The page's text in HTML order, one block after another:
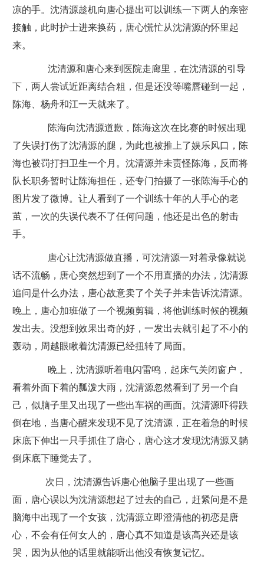
凉的手。沈清源趁机向唐心提出可以训练一下两人的亲密
接触，此时护士进来换药，唐心慌忙从沈清源的怀里起
来。
沈清源和唐心来到医院走廊里，在沈清源的引导
下，两人尝试近距离结合粗，但是还没等嘴唇碰到一起，
陈海、杨舟和江一天就来了。
陈海向沈清源道歉，陈海这次在比赛的时候出现
了失误打伤了沈清源的腿，为此也被推上了娱乐风口，陈
海也被罚打扫卫生一个月。沈清源并未责怪陈海，反而将
队长职务暂时让陈海担任，还专门拍摄了一张陈海手心的
图片发了微博。让人看到了一个训练十年的人手心的老
茧，一次的失误代表不了任何问题，他还是出色的射击
手。
唐心让沈清源做直播，可沈清源一对着录像就说
话不流畅，唐心突然想到了一个不用直播的办法，沈清源
追问是什么办法，唐心故意卖了个关子并未告诉沈清源。
晚上，唐心加班做了一个视频剪辑，将他训练时候的视频
发出去。没想到效果出奇的好，一发出去就引起了不小的
轰动，周越眼瞅着沈清源已经扭转了局面。
晚上，沈清源听着电闪雷鸣，起床气关闭窗户，
看着外面下着的瓢泼大雨，沈清源忽然看到了另一个自
己，似脑子里又出现了一些出车祸的画面。沈清源吓得跌
倒在地，当唐心醒来发现不见了沈清源，正在着急的时候
床底下伸出一只手抓住了唐心，唐心这才发现沈清源又躺
倒床底下睡觉去了。
次日，沈清源告诉唐心他脑子里出现了一些画
面，唐心误以为沈清源想起了过去的自己，赶紧问是不是
脑海中出现了一个女孩，沈清源立即澄清他的初恋是唐
心，不会有任何女人的，唐心真不知道是该高兴还是该
哭，因为从他的话里就能听出他没有恢复记忆。